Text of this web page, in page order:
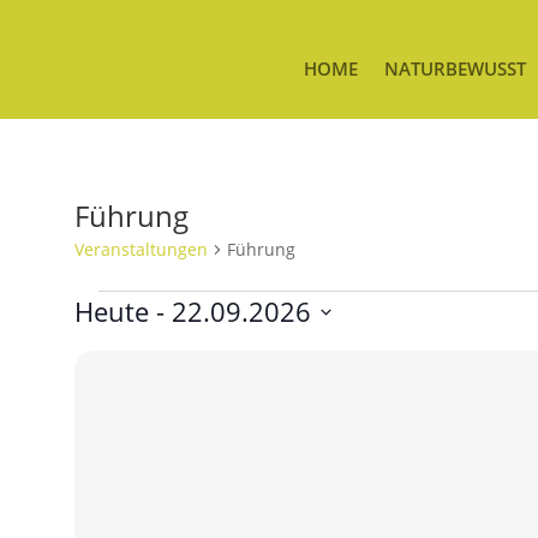
HOME NATURBEWUSST
Führung
Veranstaltungen Führung
Veranstaltungen
Heute - 22.09.2026